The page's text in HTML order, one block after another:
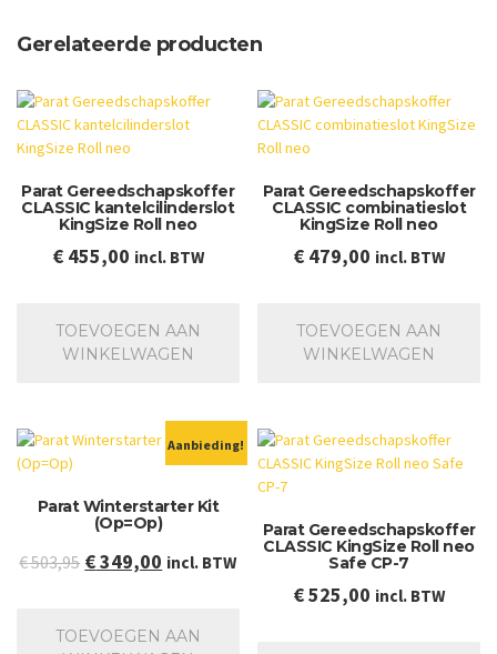
Gerelateerde producten
Parat Gereedschapskoffer
CLASSIC kantelcilinderslot
KingSize Roll neo
€455,00 incl. BTW
TOEVOEGEN AAN
WINKELWAGEN
Parat Gereedschapskoffer
CLASSIC combinatieslot
KingSize Roll neo
€ 479,00 incl. BTW
TOEVOEGEN AAN
WINKELWAGEN
Aanbieding!
Parat Winterstarter Kit
(Op=Op)
€503,95 Oorspronkelijke
€349,00 Huidige
incl. BTW
TOEVOEGEN AAN
Parat Gereedschapskoffer
CLASSIC KingSize Roll neo
Safe CP-7
€525,00 incl. BTW